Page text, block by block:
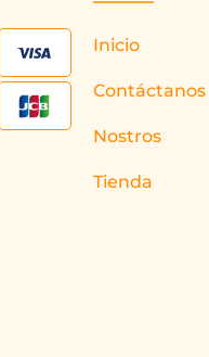
Inicio
Contáctanos
Nostros
Tienda